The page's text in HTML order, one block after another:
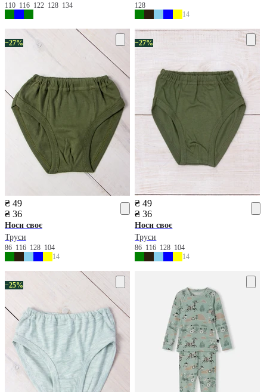
110 116 122 128 134
128
14
−27%
₴ 49
₴ 36
Носи своє
Труси
86 116 128 104
14
−27%
₴ 49
₴ 36
Носи своє
Труси
86 116 128 104
14
−25%